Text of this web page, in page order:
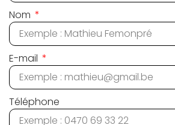
Nom
E-mail
Téléphone